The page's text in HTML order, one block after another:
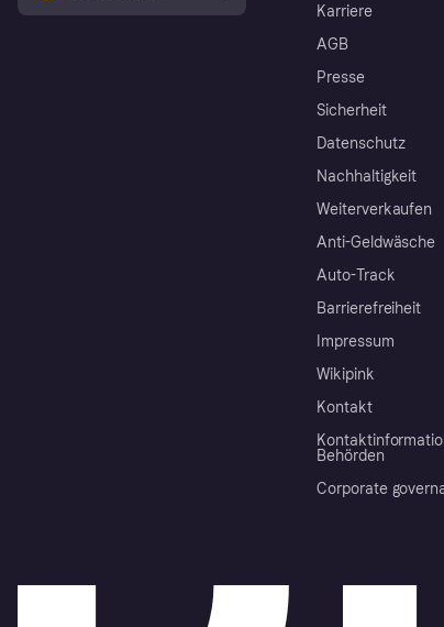
Karriere
AGB
Presse
Sicherheit
Datenschutz
Nachhaltigkeit
Weiterverkaufen
Anti-Geldwäsche
Auto-Track
Barrierefreiheit
Impressum
Wikipink
Kontakt
Behörden
Corporate